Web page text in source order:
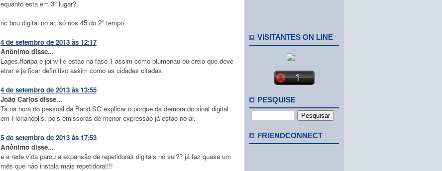
equanto esta em 3° lugar?
ric bnu digital no ar, só nos 45 do 2° tempo.
4 de setembro de 2013 às 12:17
Anônimo disse...
Lages.floripa e joinville estao na fase 1 assim como blumenau eu creio que deve
etrar e ja ficar definitivo assim como as cidades citadas.
4 de setembro de 2013 às 13:55
João Carlos disse...
Ta na hora do pessoal da Band SC explicar o porque da demora do sinal digital
em Florianóplis, pois emissoras de menor expressão já estão no ar.
5 de setembro de 2013 às 17:53
Anônimo disse...
e a rede vida parou a expansão de repetidoras digitais no sul?? já faz quase um
mês que não instala mais repetidora!!!!
VISITANTES ON LINE
PESQUISE
FRIENDCONNECT